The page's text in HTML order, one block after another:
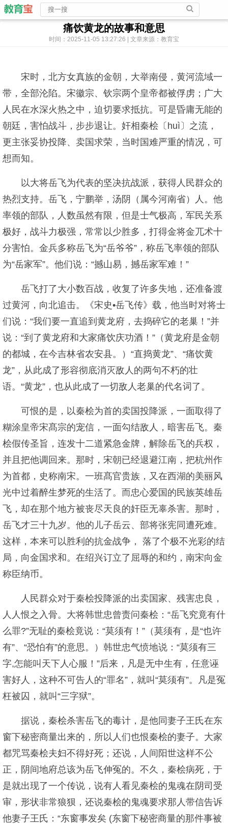
痛饮黄龙的故事和意思
时间：2025-11-05 13:27:26 | 文章来源：教育宝
宋时，北方女真族的金朝，大举南侵，黄河流域一
带，全部沦陷。宋徽宗、钦宗两个皇帝都被俘虏；广大
人民在水深火热之中，迫切要求抵抗。可是昏庸无能的
朝廷，害怕战斗，步步退让。奸相秦桧〔huì〕之流，
更主张妥协投降、卖国求荣，当时国难严重的情况，可
想而知。
以大将岳飞为代表的坚决抗战派，获得人民群众的
热烈支持。岳飞，宁鹏举，汤阴（属今河南省）人。他
率领的部队，人数虽然有限，但是士气极高，军民关系
极好，战斗力极强，常常以少胜多，打得金将金兀术十
分害怕。金兵多称岳飞为“岳爷爷”，称岳飞率领的部队
为“岳家军”。他们说：“撼山易，撼岳家军难！”
岳飞打了大小数百战，收复了许多失地，还准备渡
过黄河，向北追击。《宋史•岳飞传》载，他当时对将士
们说：“我们要一直追到黄龙府，去捣碎它的老巢！”并
说：“到了黄龙府和大家痛饮庆功酒！”（黄龙府是金朝
的都城，在今吉林省农安县。）“直捣黄龙”、“痛饮黄
龙”，从此成了形容彻底消灭敌人的两句不朽的壮
语。“黄龙”，也从此成了一切敌人老巢的代名词了。
可恨的是，以秦桧为首的卖国投降派，一面取得了
糊涂皇帝宋髙宗的宠信，一面勾结敌人，暗害岳飞。秦
桧假传圣旨，连发十二道紧急金牌，解除岳飞的兵权，
并且把他调回来。那时，宋朝已经退避江南，把杭州作
为首都，史称南宋。一班髙官贵族，又在西湖的美丽风
光中过着醉生梦死的生活了。而忠心爱国的民族英雄岳
飞，却在那个地方被丧尽天良的奸臣无辜杀害。那时，
岳飞才三十九岁。他的儿子岳云、部将张宪同遭死难。
这样，本来可以胜利的抗金战争， 落了个极不光彩的结
局，向金国求和。在绍兴订立了屈辱的和约，南宋向金
称臣纳币。
人民群众对于秦桧投降派的出卖国家、残害忠良，
人人恨之入骨。大将韩世忠曾责问秦桧：“岳飞究竟有什
么罪?”无耻的秦桧竟说：“莫须有！”（莫须有，是“也许
有”、“恐怕有”的意思。）韩世忠气愤地说：“莫须有三
字,怎能叫天下人心服！”后来，凡是无中生有，任意诬
害好人，这种不可告人的“罪名”，就叫“莫须有”。凡是冤
枉被囚，就叫“三字狱”。
据说，秦桧杀害岳飞的毒计，是他同妻子王氏在东
窗下秘密商量出来的，所以人们也恨秦桧的妻子。大家
都咒骂秦桧夫妇不得好死；还说，人间阳世这样不公
正，阴间地府总该为岳飞伸冤的。不久，秦桧病死，于
是就出现了一个传说，说有人看见秦桧的鬼魂在阴司受
审，形状非常狼狈，还说秦桧的鬼魂要求那人带信告诉
他妻子王氏：“东窗事发矣 (东窗下秘密商量的那件事被